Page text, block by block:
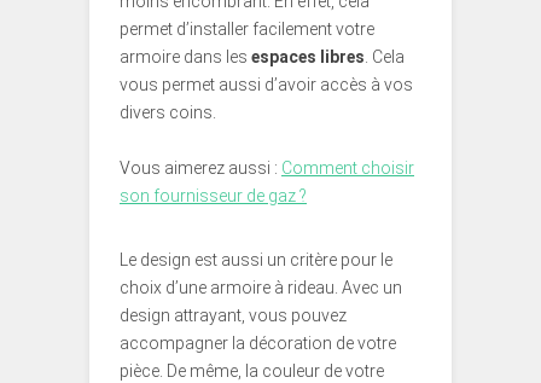
permet d’installer facilement votre
armoire dans les espaces libres . Cela
vous permet aussi d’avoir accès à vos
divers coins.
Vous aimerez aussi : Comment choisir
son fournisseur de gaz ?
Le design est aussi un critère pour le
choix d’une armoire à rideau. Avec un
design attrayant, vous pouvez
accompagner la décoration de votre
pièce. De même, la couleur de votre